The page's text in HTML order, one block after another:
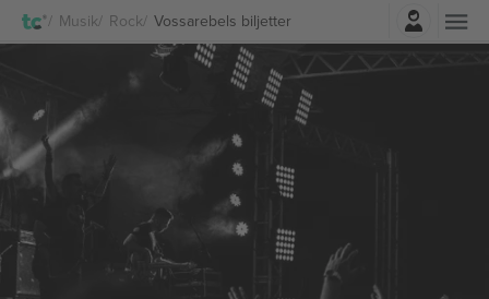
Musik Rock Vossarebels biljetterLogga in